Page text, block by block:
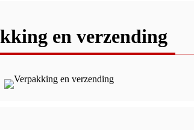
en verzending